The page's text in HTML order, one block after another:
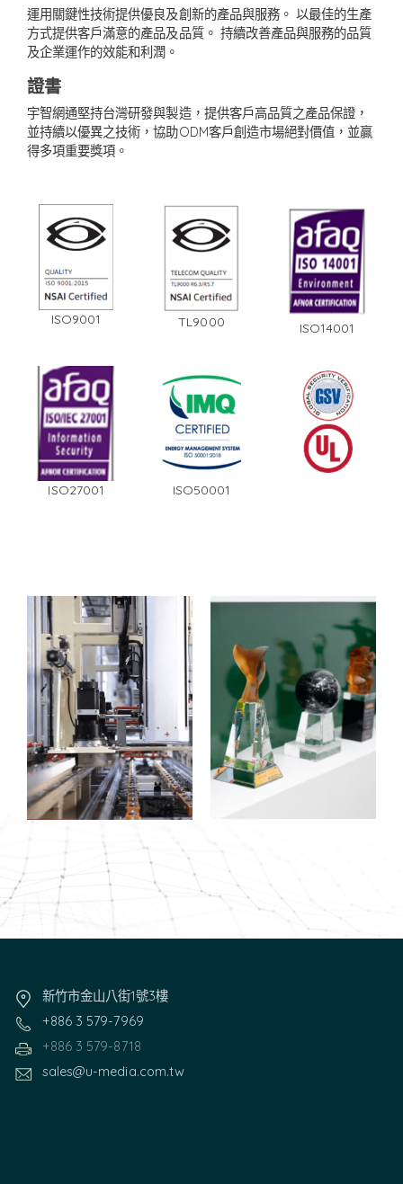
運用關鍵性技術提供優良及創新的產品與服務。 以最佳的生產
方式提供客戶滿意的產品及品質。 持續改善產品與服務的品質
及企業運作的效能和利潤。
證書
宇智網通堅持台灣研發與製造，提供客戶高品質之產品保證，
並持續以優異之技術，協助ODM客戶創造市場絕對價值，並贏
得多項重要獎項。
ISO9001 TL9000 ISO14001
ISO27001 ISO50001
新竹市金山八街1號3樓
+886 3 579-7969
+886 3 579-8718
sales@u-media.com.tw